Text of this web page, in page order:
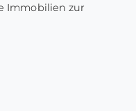
Immobilien zur